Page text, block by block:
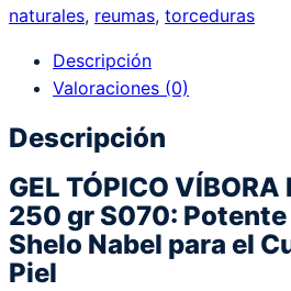
Cascabel
Shelo
Nabel
cantidad
naturales, reumas, torceduras
Descripción
Valoraciones (0)
Descripción
GEL TÓPICO VÍBORA
250 gr S070:
Shelo Nabel para el
Piel